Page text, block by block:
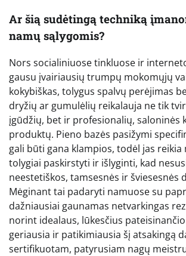
Ar šią sudėtingą techniką
namų sąlygomis?
Nors socialiniuose tinkluose ir
gausu įvairiausių trumpų mokomųjų
kokybiškas, tolygus spalvų perėjimas
dryžių ar gumulėlių reikalauja ne tik
įgūdžių, bet ir profesionalių, saloninės
produktų. Pieno bazės pasižymi
gali būti gana klampios, todėl jas reikia
tolygiai paskirstyti ir išlyginti, kad
neestetiškos, tamsesnės ir šviesesnės
Mėginant tai padaryti namuose su
dažniausiai gaunamas netvarkingas
norint idealaus, lūkesčius
geriausia ir patikimiausia šį atsakingą
sertifikuotam, patyrusiam nagų